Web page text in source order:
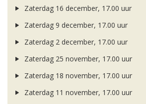
Zaterdag 16 december, 17.00 uur
Zaterdag 9 december, 17.00 uur
Zaterdag 2 december, 17.00 uur
Zaterdag 25 november, 17.00 uur
Zaterdag 18 november, 17.00 uur
Zaterdag 11 november, 17.00 uur